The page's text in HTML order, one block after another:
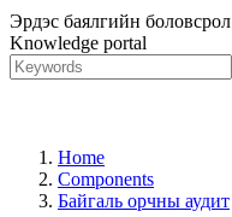
Эрдэс баялгийн боловсрол
Knowledge portal
Home
Components
Байгаль орчны аудит